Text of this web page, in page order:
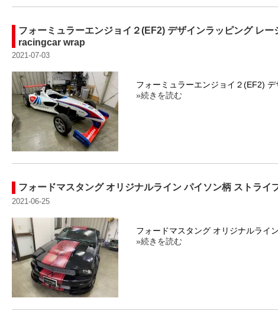
フォーミュラーエンジョイ２(EF2) デザインラッピング レ
racingcar wrap
2021-07-03
フォーミュラーエンジョイ２(EF2)
»続きを読む
フォードマスタング オリジナルライン パイソン柄 ストラ
2021-06-25
フォードマスタング オリジナルライ
»続きを読む